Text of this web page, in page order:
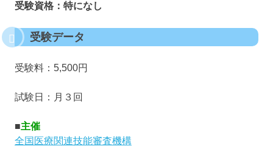
受験資格：特になし
受験データ
受験料：5,500円
試験日：月３回
■主催
全国医療関連技能審査機構